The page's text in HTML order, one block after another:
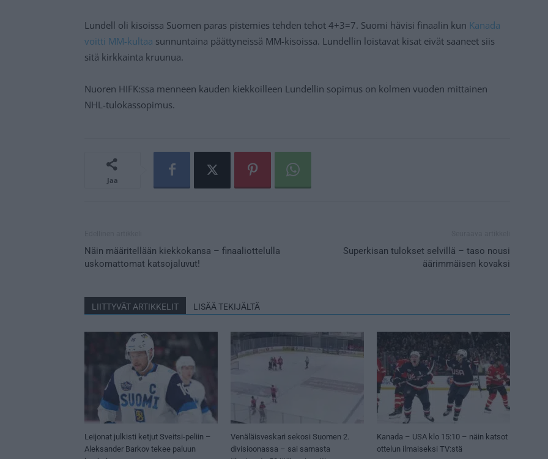
Lundell oli kisoissa Suomen paras pistemies tehden tehot 4+3=7. Suomi hävisi finaalin kun Kanada
voitti MM-kultaa sunnuntaina päättyneissä MM-kisoissa. Lundellin loistavat kisat eivät saaneet siis
sitä kirkkainta kruunua.
Nuoren HIFK:ssa menneen kauden kiekkoilleen Lundellin sopimus on kolmen vuoden mittainen
NHL-tulokassopimus.
Jaa
Näin määritellään kiekkokansa – finaaliottelulla
uskomattomat katsojaluvut!
Superkisan tulokset selvillä – taso nousi
äärimmäisen kovaksi
LIITTYVÄT ARTIKKELIT LISÄÄ TEKIJÄLTÄ
Leijonat julkisti ketjut Sveitsi-peliin –
Aleksander Barkov tekee paluun
Venäläisveskari sekosi Suomen 2.
divisioonassa – sai samasta
Kanada – USA klo 15:10 – näin katsot
ottelun ilmaiseksi TV:stä